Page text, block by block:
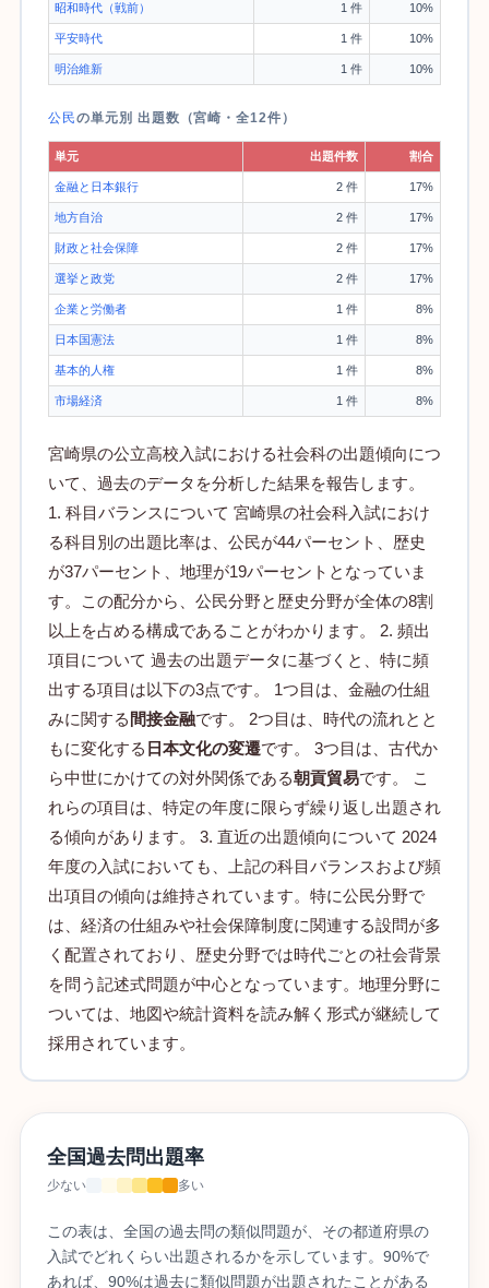
昭和時代（戦前） 1 件 10%
平安時代 1 件 10%
明治維新 1 件 10%
公民の単元別 出題数（宮崎・全12件）
単元 出題件数 割合
金融と日本銀行 2 件 17%
地方自治 2 件 17%
財政と社会保障 2 件 17%
選挙と政党 2 件 17%
企業と労働者 1 件 8%
日本国憲法 1 件 8%
基本的人権 1 件 8%
市場経済 1 件 8%
宮崎県の公立高校入試における社会科の出題傾向につ
いて、過去のデータを分析した結果を報告します。
1. 科目バランスについて 宮崎県の社会科入試におけ
る科目別の出題比率は、公民が44パーセント、歴史
が37パーセント、地理が19パーセントとなっていま
す。この配分から、公民分野と歴史分野が全体の8割
以上を占める構成であることがわかります。 2. 頻出
項目について 過去の出題データに基づくと、特に頻
出する項目は以下の3点です。 1つ目は、金融の仕組
みに関する 間接金融です。 2つ目は、時代の流れとと
もに変化する 日本文化の変遷です。 3つ目は、古代か
ら中世にかけての対外関係である朝貢貿易です。 こ
れらの項目は、特定の年度に限らず繰り返し出題され
る傾向があります。 3. 直近の出題傾向について 2024
年度の入試においても、上記の科目バランスおよび頻
出項目の傾向は維持されています。特に公民分野で
は、経済の仕組みや社会保障制度に関連する設問が多
く配置されており、歴史分野では時代ごとの社会背景
を問う記述式問題が中心となっています。地理分野に
ついては、地図や統計資料を読み解く形式が継続して
採用されています。
全国過去問出題率
少ない 多い
この表は、全国の過去問の類似問題が、その都道府県の
入試でどれくらい出題されるかを示しています。90%で
あれば、90%は過去に類似問題が出題されたことがある